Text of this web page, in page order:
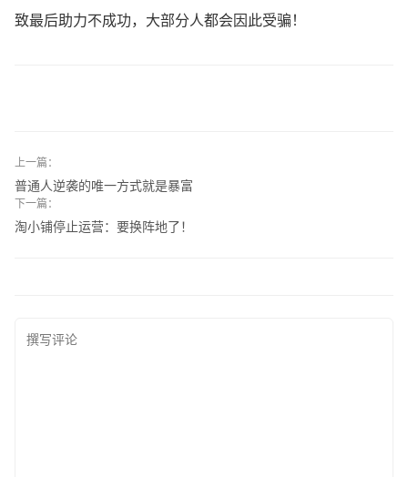
致最后助力不成功，大部分人都会因此受骗！
上一篇：
普通人逆袭的唯一方式就是暴富
下一篇：
淘小铺停止运营：要换阵地了！